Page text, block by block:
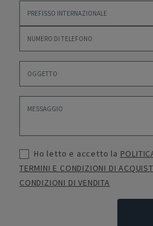
Ho letto e accetto la
TERMINI E CONDIZIONI DI
CONDIZIONI DI VENDITA